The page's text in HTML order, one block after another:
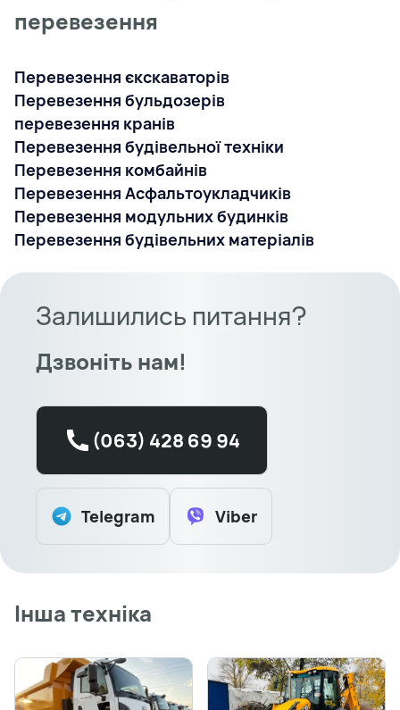
перевезення
Перевезення єкскаваторів
Перевезення бульдозерів
перевезення кранів
Перевезення будівельної техніки
Перевезення комбайнів
Перевезення Асфальтоукладчиків
Перевезення модульних будинків
Перевезення будівельних матеріалів
Залишились питання?
Дзвоніть нам!
(063) 428 69 94
Telegram Viber
Інша техніка